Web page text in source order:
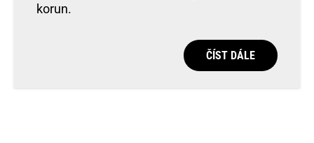
korun.
ČÍST DÁLE